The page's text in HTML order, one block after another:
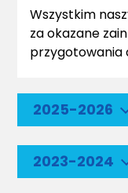
2025-2026
2023-2024
Wszystkim
za okazane
przygotowania